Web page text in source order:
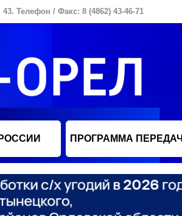
Телефон / Факс: 8 (4862) 43-46-71
ПРОГРАММА ПЕРЕДАЧ